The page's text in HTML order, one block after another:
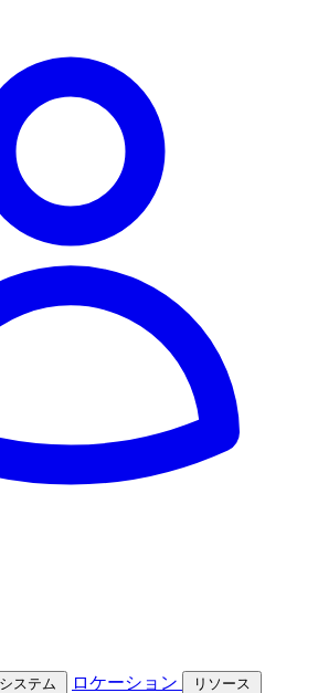
ロケーション